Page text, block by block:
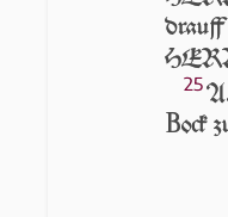
25
Bock